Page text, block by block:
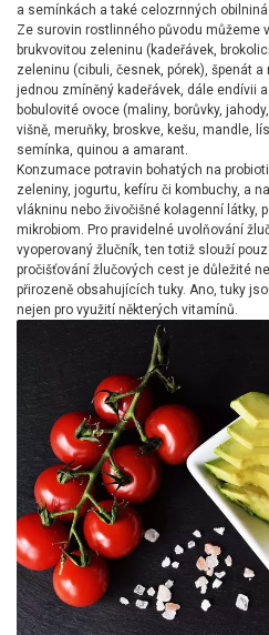
a semínkách a také celozrnných
Ze surovin rostlinného původu můžeme
brukvovitou zeleninu (kadeřávek,
zeleninu (cibuli, česnek, pórek), špenát
jednou zmíněný kadeřávek, dále endívii
bobulovité ovoce (maliny, borůvky,
višně, meruňky, broskve, kešu, mandle,
semínka, quinou a amarant.
Konzumace potravin bohatých na
zeleniny, jogurtu, kefíru či kombuchy, a
vlákninu nebo živočišné kolagenní látky,
mikrobiom. Pro pravidelné uvolňování
vyoperovaný žlučník, ten totiž slouží
pročišťování žlučových cest je důležité
přirozeně obsahujících tuky. Ano, tuky
nejen pro využití některých vitamínů.